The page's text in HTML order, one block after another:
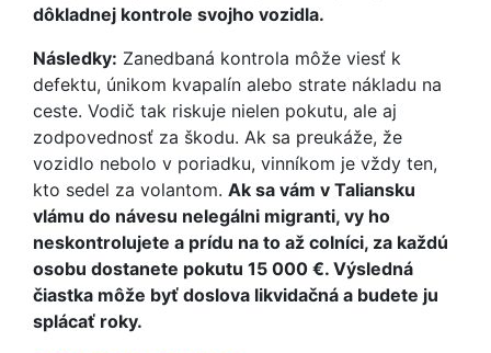
dôkladnej kontrole svojho vozidla.
Následky: Zanedbaná kontrola môže viesť k
defektu, únikom kvapalín alebo strate nákladu na
ceste. Vodič tak riskuje nielen pokutu, ale aj
zodpovednosť za škodu. Ak sa preukáže, že
vozidlo nebolo v poriadku, vinníkom je vždy ten,
kto sedel za volantom. Ak sa vám v Taliansku
vlámu do návesu nelegálni migranti, vy ho
neskontrolujete a prídu na to až colníci, za každú
osobu dostanete pokutu 15 000 €. Výsledná
čiastka môže byť doslova likvidačná a budete ju
splácať roky.